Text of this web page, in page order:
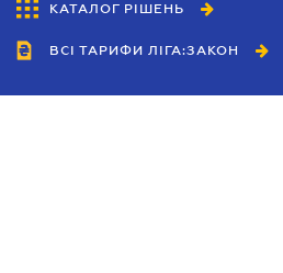
КАТАЛОГ РІШЕНЬ
ВСІ ТАРИФИ ЛІГА:ЗАКОН